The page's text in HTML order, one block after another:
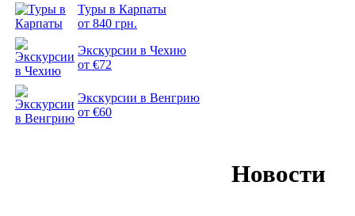
Туры в Карпаты
от 840 грн.
Экскурсии в Чехию
от €72
Экскурсии в Венгрию
от €60
Новости